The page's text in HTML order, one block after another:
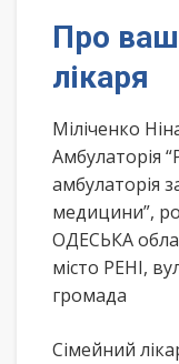
Про
лікаря
Міліченко
Амбулаторія
амбулаторія
медицини”,
ОДЕСЬКА
місто РЕНІ,
громада
Сімейний